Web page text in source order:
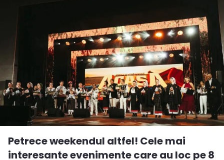
Petrece weekendul altfel! Cele mai
interesante evenimente care au loc pe 8